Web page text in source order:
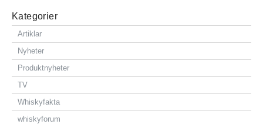
Kategorier
Artiklar
Nyheter
Produktnyheter
TV
Whiskyfakta
whiskyforum